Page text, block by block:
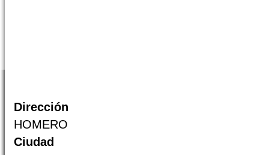
Dirección
HOMERO
Ciudad